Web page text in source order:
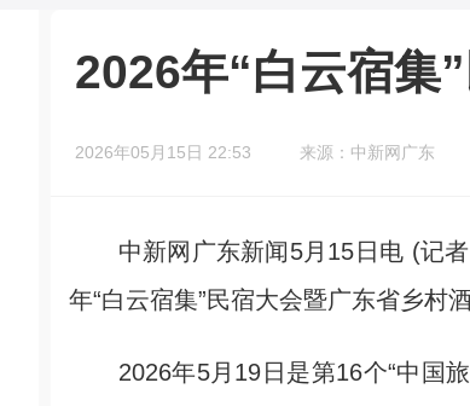
2026年“白云宿集
2026年05月15日 22:53 来源：中新网广东
中新网广东新闻5月15日电 (记者
年“白云宿集”民宿大会暨广东省乡村
2026年5月19日是第16个“中国旅